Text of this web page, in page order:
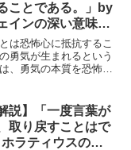
ことである。」by
インの深い意味と
は恐怖心に抵抗するこ
勇気が生まれるという
、勇気の本質を恐怖心
説】「一度言葉が
取り戻すことはで
ラティウスの深